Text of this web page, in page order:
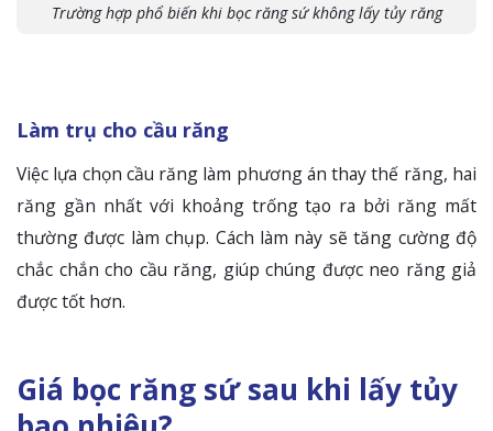
Trường hợp phổ biến khi bọc răng sứ không lấy tủy răng
Làm trụ cho cầu răng
Việc lựa chọn cầu răng làm phương án thay thế răng, hai
răng gần nhất với khoảng trống tạo ra bởi răng mất
thường được làm chụp. Cách làm này sẽ tăng cường độ
chắc chắn cho cầu răng, giúp chúng được neo răng giả
được tốt hơn.
Giá bọc răng sứ sau khi lấy tủy